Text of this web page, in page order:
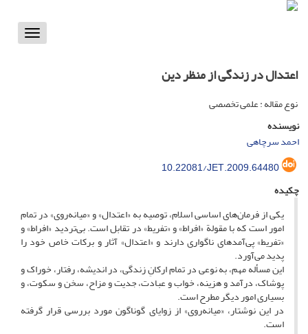
Toggle
اعتدال در زندگی از منظر دین
نوع مقاله : علمی تخصصی
نویسنده
احمد سرچاهی
10.22081/JET.2009.64480
چکیده
یکی از فرمان‌های اساسی اسلام، توصیه به «اعتدال» و «میانه‌روی» در تمام
امور است که با مقولة «افراط» و «تفریط» در تقابل است. بی‌تردید «افراط» و
«تفریط» پی‌آمدهای ناگواری دارند و «اعتدال» آثار و برکات خاص خود را
پدید می‌آورد.
این مسأله مهم، به نوعی در تمام ارکانِ زندگی، در اندیشه، رفتار، خوراک و
پوشاک، درآمد و هزینه، خواب و عبادت، جدیت و مزاح، سخن و سکوت، و
بسیاری امور دیگر مطرح است.
در این نوشتار، «میانه‌روی» از زوایای گوناگون مورد بررسی قرار گرفته
است.